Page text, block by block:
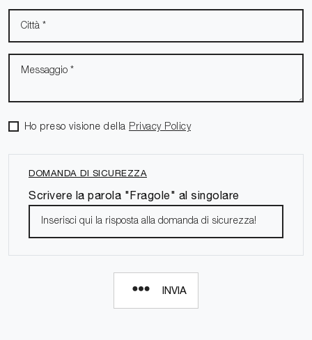
Ho preso visione della Privacy Policy
DOMANDA DI SICUREZZA
Scrivere la parola "Fragole" al singolare
INVIA